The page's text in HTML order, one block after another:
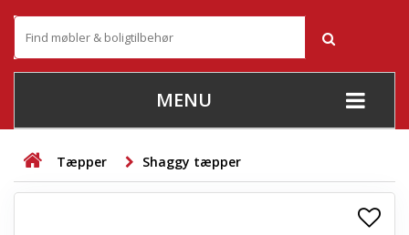
MENU
+
STUE
+
Tæpper Shaggy tæpper